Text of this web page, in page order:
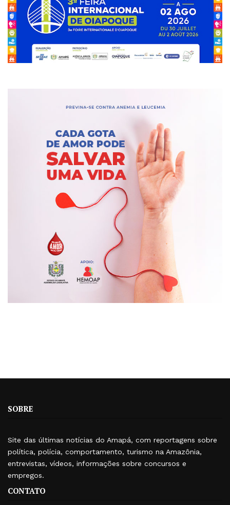
SOBRE
Site das últimas notícias do Amapá, com reportagens sobre
política, polícia, comportamento, turismo na Amazônia,
entrevistas, vídeos, informações sobre concursos e
empregos.
CONTATO